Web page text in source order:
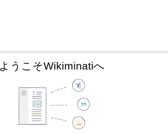
ようこそWikiminatiへ